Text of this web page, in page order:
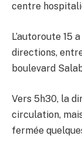
centre
L’autoroute 15
directions,
boulevard
Vers 5h30, la
circulation,
fermée